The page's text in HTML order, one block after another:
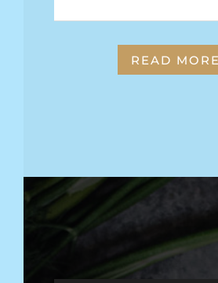
READ MORE